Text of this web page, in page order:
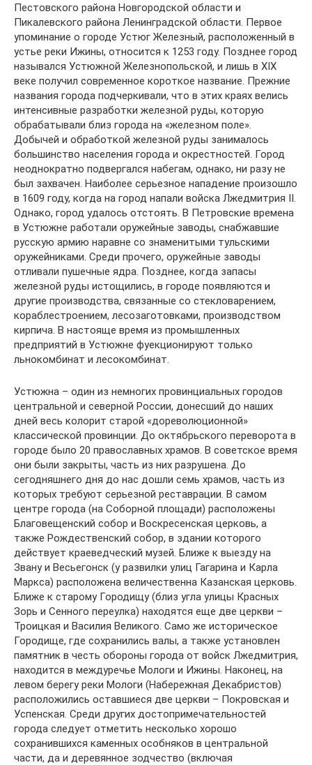
Пестовского района Новгородской области и
Пикалевского района Ленинградской области. Первое
упоминание о городе Устюг Железный, расположенный в
устье реки Ижины, относится к 1253 году. Позднее город
назывался Устюжной Железнопольской, и лишь в XIX
веке получил современное короткое название. Прежние
названия города подчеркивали, что в этих краях велись
интенсивные разработки железной руды, которую
обрабатывали близ города на «железном поле».
Добычей и обработкой железной руды занималось
большинство населения города и окрестностей. Город
неоднократно подвергался набегам, однако, ни разу не
был захвачен. Наиболее серьезное нападение произошло
в 1609 году, когда на город напали войска Лжедмитрия II.
Однако, город удалось отстоять. В Петровские времена
в Устюжне работали оружейные заводы, снабжавшие
русскую армию наравне со знаменитыми тульскими
оружейниками. Среди прочего, оружейные заводы
отливали пушечные ядра. Позднее, когда запасы
железной руды истощились, в городе появляются и
другие производства, связанные со стекловарением,
кораблестроением, лесозаготовками, производством
кирпича. В настояще время из промышленных
предприятий в Устюжне фуекционируют только
льнокомбинат и лесокомбинат.
Устюжна – один из немногих провинциальных городов
центральной и северной России, донесший до наших
дней весь колорит старой «дореволюционной»
классической провинции. До октябрьского переворота в
городе было 20 православных храмов. В советское время
они были закрыты, часть из них разрушена. До
сегодняшнего дня до нас дошли семь храмов, часть из
которых требуют серьезной реставрации. В самом
центре города (на Соборной площади) расположены
Благовещенский собор и Воскресенская церковь, а
также Рождественский собор, в здании которого
действует краеведческий музей. Ближе к выезду на
Звану и Весьегонск (у развилки улиц Гагарина и Карла
Маркса) расположена величественна Казанская церковь.
Ближе к старому Городищу (близ угла улицы Красных
Зорь и Сенного переулка) находятся еще две церкви –
Троицкая и Василия Великого. Само же историческое
Городище, где сохранились валы, а также установлен
памятник в честь обороны города от войск Лжедмитрия,
находится в междуречье Мологи и Ижины. Наконец, на
левом берегу реки Мологи (Набережная Декабристов)
расположились оставшиеся две церкви – Покровская и
Успенская. Среди других достопримечательностей
города следует отметить несколько хорошо
сохранившихся каменных особняков в центральной
части, да и деревянное зодчество (включая